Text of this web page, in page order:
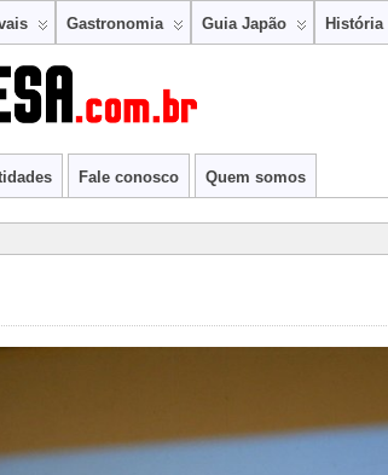
Gastronomia Guia Japão História
Fale conosco Quem somos